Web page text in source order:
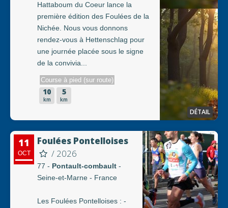
Hattaboum du Coeur lance la
première édition des Foulées de la
Nichée. Nous vous donnons
rendez-vous à Hettenschlag pour
une journée placée sous le signe
de la convivia...
Course à pied (sur route)
10
km
5
km
DÉTAIL
11
OCT
Foulées Pontelloises
/ 2026
77 - Pontault-combault -
Seine-et-Marne - France
Les Foulées Pontelloises : -